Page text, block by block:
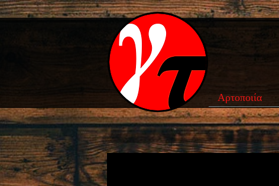
Αρτοποιία